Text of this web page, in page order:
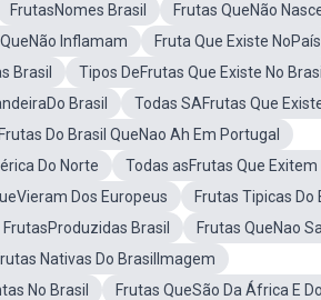
FrutasNomes Brasil
Frutas QueNão
Inflamam
Fruta Que Existe NoPaís
Brasil
Tipos DeFrutas Que Existe No Brasil
Brasil
Todas SAFrutas Que
Frutas Do Brasil QueNao Ah Em Portugal
Do Norte
Todas asFrutas Que Exitem
Dos Europeus
Frutas Tipicas Do
FrutasProduzidas Brasil
Frutas QueNao
Nativas Do BrasilImagem
No Brasil
Frutas QueSão Da África E